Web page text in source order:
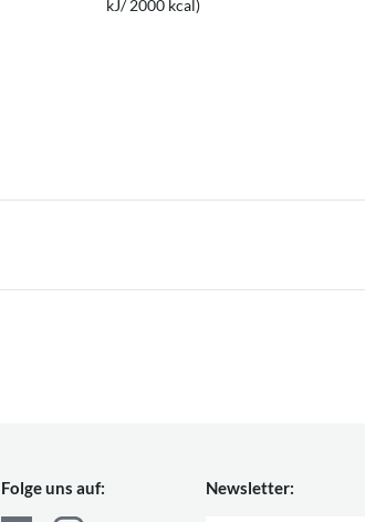
kJ/ 2000 kcal)
Folge uns auf: Newsletter: